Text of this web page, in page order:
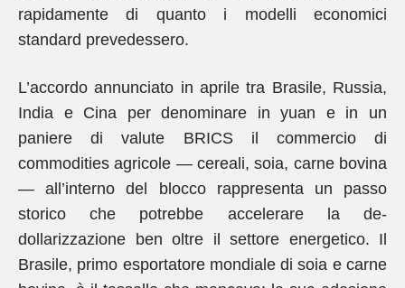
rapidamente di quanto i modelli economici
standard prevedessero.
L’accordo annunciato in aprile tra Brasile, Russia,
India e Cina per denominare in yuan e in un
paniere di valute BRICS il commercio di
commodities agricole — cereali, soia, carne bovina
— all’interno del blocco rappresenta un passo
storico che potrebbe accelerare la de-
dollarizzazione ben oltre il settore energetico. Il
Brasile, primo esportatore mondiale di soia e carne